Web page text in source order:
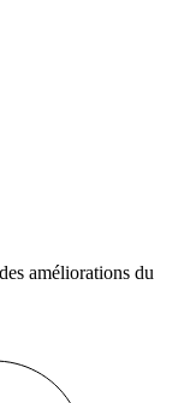
améliorations du